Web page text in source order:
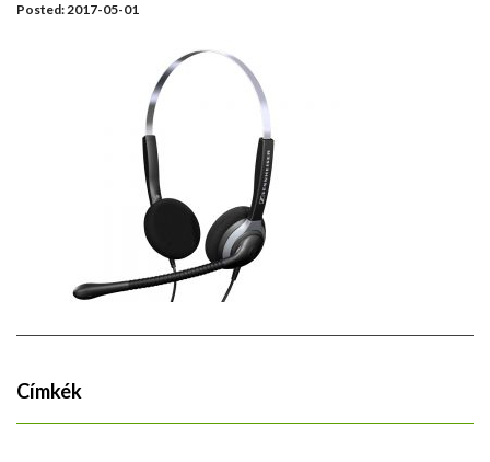
Posted:2017-05-01
Címkék